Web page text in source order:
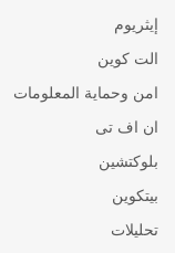
إيثريوم
الت كوين
امن وحماية المعلومات
ان اف تی
بلوكتشين
بيتكوين
تحليلات